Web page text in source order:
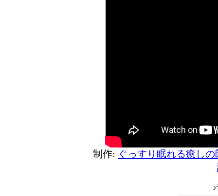
制作: ぐっすり眠れる癒し